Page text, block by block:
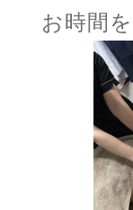
お時間を